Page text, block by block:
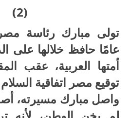
عامًا حافظ خلالها على
أمتها العربية، عقب
توقيع مصر اتفاقية
واصل مبارك مسيرته،